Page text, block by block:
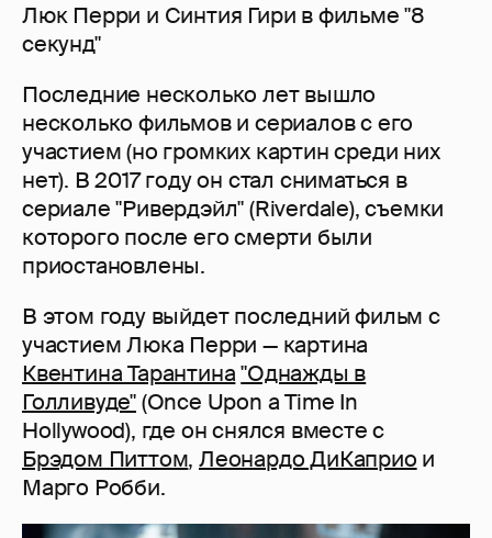
Люк Перри и Синтия Гири в фильме "8
секунд"
Последние несколько лет вышло
несколько фильмов и сериалов с его
участием (но громких картин среди них
нет). В 2017 году он стал сниматься в
сериале "Ривердэйл" (Riverdale), съемки
которого после его смерти были
приостановлены.
В этом году выйдет последний фильм с
участием Люка Перри — картина
Квентина Тарантина "Однажды в
Голливуде"(Once Upon a Time In
Hollywood), где он снялся вместе с
Брэдом Питтом,Леонардо ДиКаприо и
Марго Робби.